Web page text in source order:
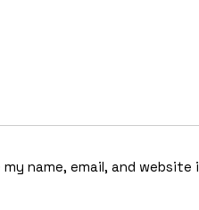
my name, email, and